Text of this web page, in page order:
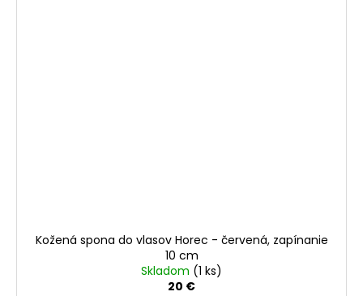
Kožená spona do vlasov Horec - červená, zapínanie
10 cm
Skladom (1 ks)
20 €